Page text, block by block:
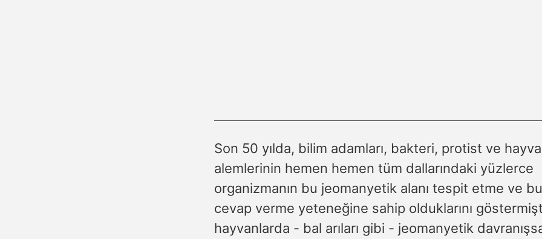
Son 50 yılda, bilim adamları, bakteri, protist ve
alemlerinin hemen hemen tüm dallarındaki yüzlerce
organizmanın bu jeomanyetik alanı tespit etme ve
cevap verme yeteneğine sahip olduklarını
hayvanlarda - bal arıları gibi - jeomanyetik